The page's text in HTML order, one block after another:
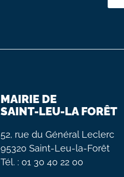
MAIRIE DE
SAINT-LEU-LA FORÊT
52, rue du Général Leclerc
95320 Saint-Leu-la-Forêt
Tél. : 01 30 40 22 00